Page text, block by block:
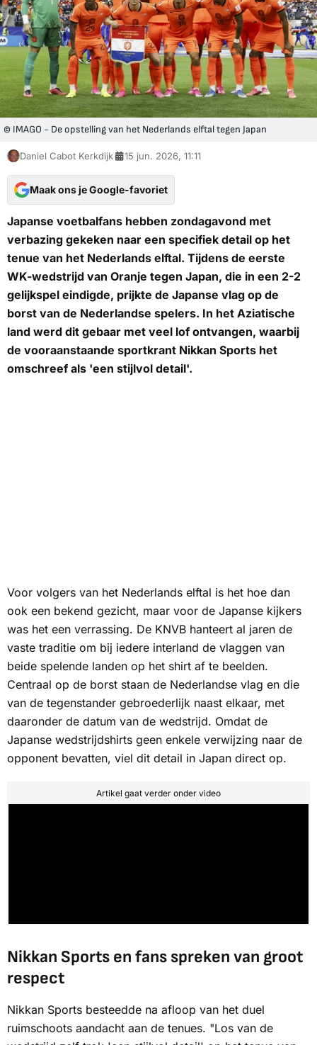
© IMAGO - De opstelling van het Nederlands elftal tegen Japan
Daniel Cabot Kerkdijk 15 jun. 2026, 11:11
Maak ons je Google-favoriet
Japanse voetbalfans hebben zondagavond met
verbazing gekeken naar een specifiek detail op het
tenue van het Nederlands elftal. Tijdens de eerste
WK-wedstrijd van Oranje tegen Japan, die in een 2-2
gelijkspel eindigde, prijkte de Japanse vlag op de
borst van de Nederlandse spelers. In het Aziatische
land werd dit gebaar met veel lof ontvangen, waarbij
de vooraanstaande sportkrant Nikkan Sports het
omschreef als 'een stijlvol detail'.
Voor volgers van het Nederlands elftal is het hoe dan
ook een bekend gezicht, maar voor de Japanse kijkers
was het een verrassing. De KNVB hanteert al jaren de
vaste traditie om bij iedere interland de vlaggen van
beide spelende landen op het shirt af te beelden.
Centraal op de borst staan de Nederlandse vlag en die
van de tegenstander gebroederlijk naast elkaar, met
daaronder de datum van de wedstrijd. Omdat de
Japanse wedstrijdshirts geen enkele verwijzing naar de
opponent bevatten, viel dit detail in Japan direct op.
Artikel gaat verder onder video
Nikkan Sports en fans spreken van groot
respect
Nikkan Sports besteedde na afloop van het duel
ruimschoots aandacht aan de tenues. "Los van de